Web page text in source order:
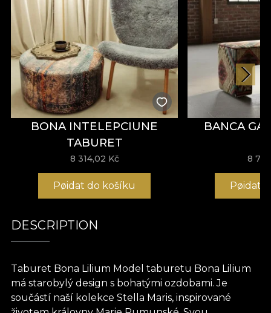
BONA INTELEPCIUNE
TABURET
8 314,02 Kč
Pøidat do košíku
BANCA
8
Pøidat
DESCRIPTION
Taburet Bona Lilium Model taburetu Bona Lilium
má starobylý design s bohatými ozdobami. Je
součástí naší kolekce Stella Maris, inspirované